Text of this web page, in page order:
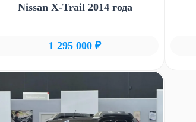
Nissan X-Trail 2014 года
1 295 000 ₽